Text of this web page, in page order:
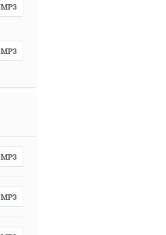
MP3
MP3
MP3
MP3